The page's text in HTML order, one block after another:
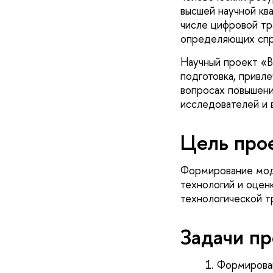
высшей научной
числе цифровой
определяющих
Научный проект
подготовка,
вопросах
исследователей
Цель
Формирование
технологий и
технологической
Задачи